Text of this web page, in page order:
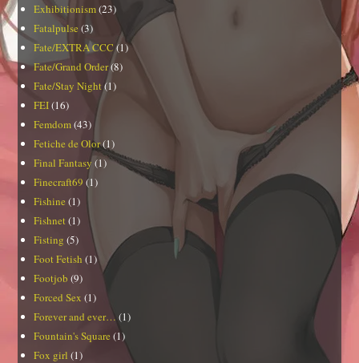
Exhibitionism(23)
Fatalpulse (3)
Fate/EXTRA CCC(1)
Fate/Grand Order(8)
Fate/Stay Night(1)
FEI(16)
Femdom(43)
Fetiche de Olor(1)
Final Fantasy(1)
Finecraft69 (1)
Fishine (1)
Fishnet(1)
Fisting (5)
Foot Fetish (1)
Footjob (9)
Forced Sex (1)
Forever and ever… (1)
Fountain's Square (1)
Fox girl (1)